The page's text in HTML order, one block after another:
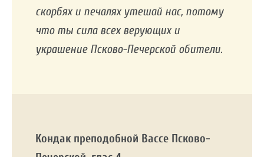
скорбях и печалях утешай нас, потому
что ты сила всех верующих и
украшение Псково-Печерской обители.
Кондак преподобной Вассе Псково-